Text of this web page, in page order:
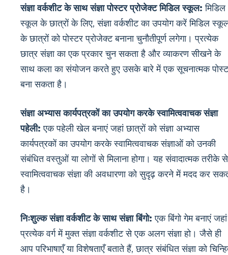
संज्ञा वर्कशीट के साथ संज्ञा पोस्टर प्रोजेक्ट मिडिल स्कूल: मिडिल
स्कूल के छात्रों के लिए, संज्ञा वर्कशीट का उपयोग करें मिडिल
के छात्रों को पोस्टर प्रोजेक्ट बनाना चुनौतीपूर्ण लगेगा। प्रत्येक
छात्र संज्ञा का एक प्रकार चुन सकता है और व्याकरण सीखने के
साथ कला का संयोजन करते हुए उसके बारे में एक सूचनात्मक
बना सकता है।
संज्ञा अभ्यास कार्यपत्रकों का उपयोग करके स्वामित्ववाचक संज्ञा
पहेली: एक पहेली खेल बनाएं जहां छात्रों को संज्ञा अभ्यास
कार्यपत्रकों का उपयोग करके स्वामित्ववाचक संज्ञाओं को उनकी
संबंधित वस्तुओं या लोगों से मिलाना होगा। यह संवादात्मक तरीके से
स्वामित्ववाचक संज्ञा की अवधारणा को सुदृढ़ करने में मदद कर
है।
निःशुल्क संज्ञा वर्कशीट के साथ संज्ञा बिंगो: एक बिंगो गेम बनाएं जहां
प्रत्येक वर्ग में मुक्त संज्ञा वर्कशीट से एक अलग संज्ञा हो। जैसे ही
आप परिभाषाएँ या विशेषताएँ बताते हैं, छात्र संबंधित संज्ञा को